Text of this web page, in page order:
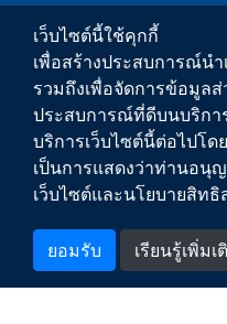
PWA Footer Link
ข่าวสาร
บริการของ กปภ.
เกี่ยวกับ กปภ.
ติดต่อเรา
สำหรับพนักงาน
เว็บไซต์นี้ใช้คุกกี้
เพื่อสร้างประสบการณ์น
รวมถึงเพื่อจัดการข้อมูล
ประสบการณ์ที่ดีบนบริกา
บริการเว็บไซต์นี้ต่อไปโ
เป็นการแสดงว่าท่านอนุ
เว็บไซต์และนโยบายสิท
ยอมรับ เรียนรู้เพิ่มเ